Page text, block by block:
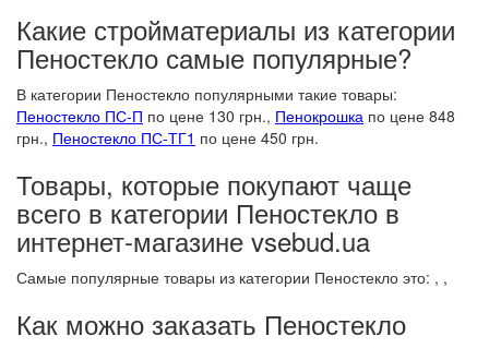
Какие стройматериалы из категории
Пеностекло самые популярные?
В категории Пеностекло популярными такие товары:
Пеностекло ПС-П по цене 130 грн., Пенокрошка по цене 848
грн., Пеностекло ПС-ТГ1 по цене 450 грн.
Товары, которые покупают чаще
всего в категории Пеностекло в
интернет-магазине vsebud.ua
Самые популярные товары из категории Пеностекло это: , ,
Как можно заказать Пеностекло